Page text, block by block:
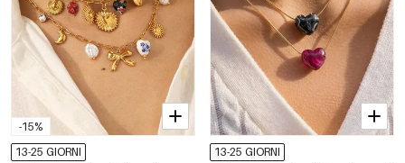
-15%
13-25 GIORNI 13-25 GIORNI